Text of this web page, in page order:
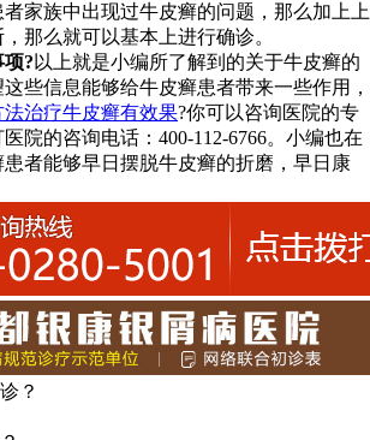
家族中出现过牛皮癣的问题，那么加上上
那么就可以基本上进行确诊。
? 以上就是小编所了解到的关于牛皮癣的
些信息能够给牛皮癣患者带来一些作用，
法治疗牛皮癣有效果?你可以咨询医院的专
院的咨询电话：400-112-6766。小编也在
者能够早日摆脱牛皮癣的折磨，早日康
？